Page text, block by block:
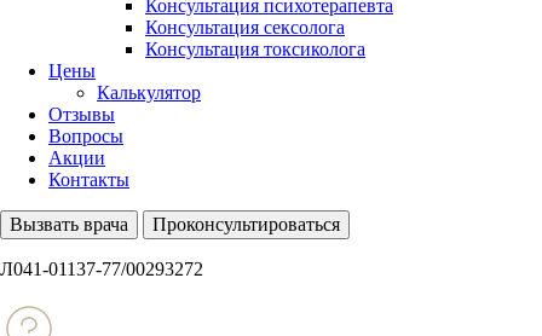
Консультация психотерапевта
Консультация сексолога
Консультация токсиколога
Цены
Калькулятор
Отзывы
Вопросы
Акции
Контакты
Вызвать врача Проконсультироваться
Л041-01137-77/00293272